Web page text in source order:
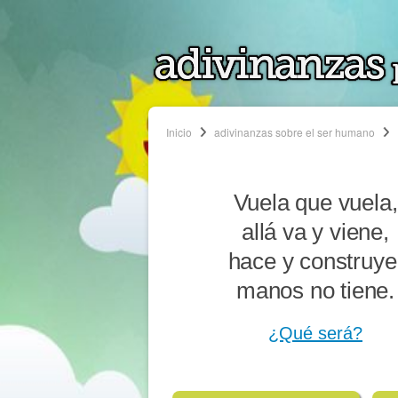
Inicio adivinanzas sobre el ser humano
Vuela que vuela,
allá va y viene,
hace y
manos no tiene.
¿Qué será?